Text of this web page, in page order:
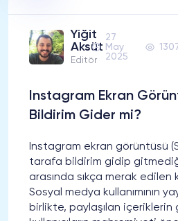
Yiğit
Aksüt
Editör
27
May
2025
Instagram Ekran
Bildirim Gider mi?
Instagram ekran görüntüsü
tarafa bildirim gidip
arasında sıkça merak edilen
Sosyal medya kullanımının
birlikte, paylaşılan içeriklerin